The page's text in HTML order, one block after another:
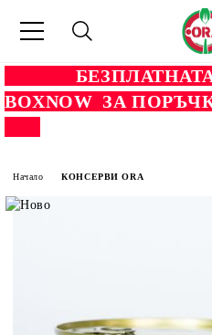
БЕЗПЛАТНАТА
BOXNOW ЗА
Начало КОНСЕРВИ ORA